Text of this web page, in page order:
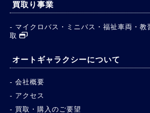
買取り事業
マイクロバス・ミニバス・福祉車両・教
取
オートギャラクシーについて
会社概要
アクセス
買取・購入のご要望